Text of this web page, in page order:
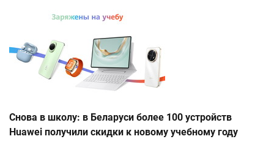
Снова в школу: в Беларуси более 100 устройств
Huawei получили скидки к новому учебному году